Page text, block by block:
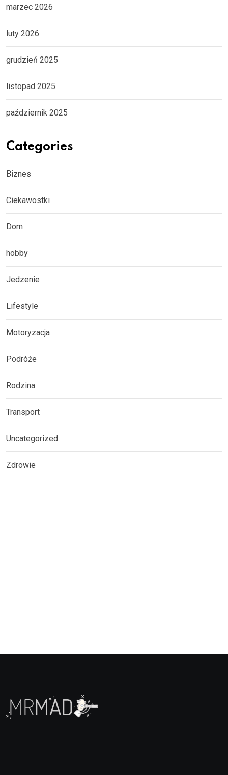
marzec 2026
luty 2026
grudzień 2025
listopad 2025
październik 2025
Categories
Biznes
Ciekawostki
Dom
hobby
Jedzenie
Lifestyle
Motoryzacja
Podróże
Rodzina
Transport
Uncategorized
Zdrowie